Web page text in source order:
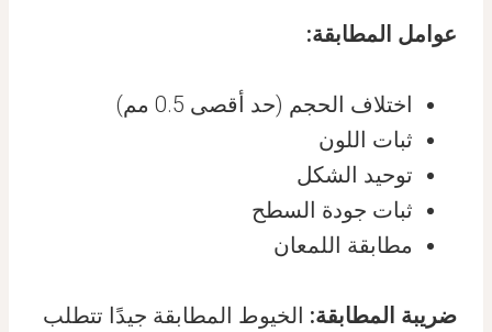
عوامل المطابقة:
اختلاف الحجم (حد أقصى 0.5 مم)
ثبات اللون
توحيد الشكل
ثبات جودة السطح
مطابقة اللمعان
ضريبة المطابقة: الخيوط المطابقة جيدًا تتطلب